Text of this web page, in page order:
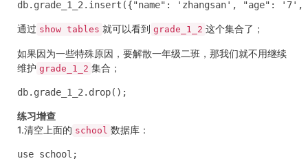
db.grade_1_2.insert({"name": 'zhangsan', "age":
通过 show tables 就可以看到 grade_1_2 这个集合了；
如果因为一些特殊原因，要解散一年级二班，那我们就不用继续
维护 grade_1_2 集合；
db.grade_1_2.drop();
练习增查
1.清空上面的 school 数据库：
use school;